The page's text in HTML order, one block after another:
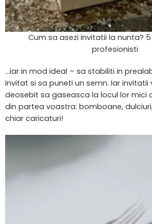
Cum sa asezi invitatii la nunta?
profesionisti
…iar in mod ideal – sa stabiliti in
invitat si sa puneti un semn. Iar
deosebit sa gaseasca la locul lor mici
din partea voastra: bomboane,
chiar caricaturi!